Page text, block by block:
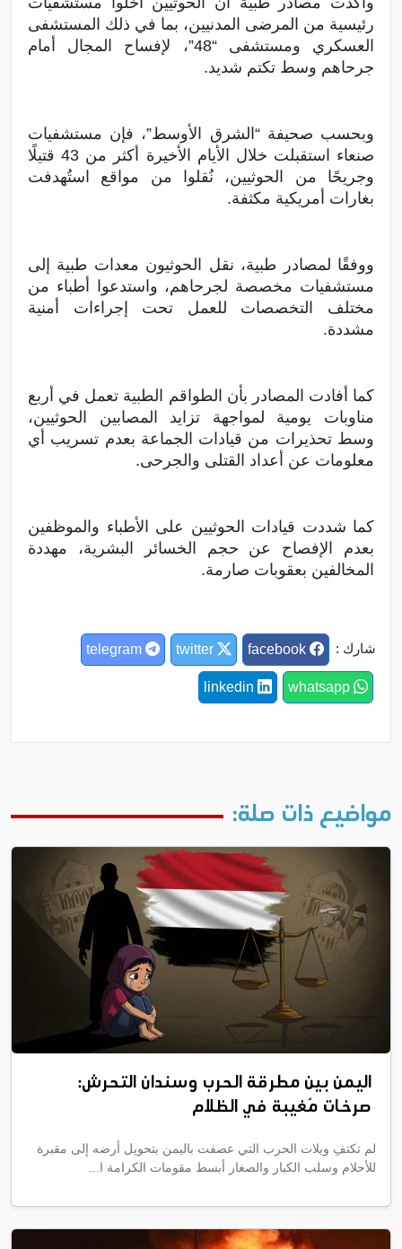
رئيسية من المرضى المدنيين، بما في ذلك المستشفى
العسكري ومستشفى “48”، لإفساح المجال أمام
جرحاهم وسط تكتم شديد.
وبحسب صحيفة “الشرق الأوسط”، فإن مستشفيات
صنعاء استقبلت خلال الأيام الأخيرة أكثر من 43 قتيلًا
وجريحًا من الحوثيين، نُقلوا من مواقع استُهدفت
بغارات أمريكية مكثفة.
ووفقًا لمصادر طبية، نقل الحوثيون معدات طبية إلى
مستشفيات مخصصة لجرحاهم، واستدعوا أطباء من
مختلف التخصصات للعمل تحت إجراءات أمنية
مشددة.
كما أفادت المصادر بأن الطواقم الطبية تعمل في أربع
مناوبات يومية لمواجهة تزايد المصابين الحوثيين،
وسط تحذيرات من قيادات الجماعة بعدم تسريب أي
معلومات عن أعداد القتلى والجرحى.
كما شددت قيادات الحوثيين على الأطباء والموظفين
بعدم الإفصاح عن حجم الخسائر البشرية، مهددة
المخالفين بعقوبات صارمة.
شارك :
مواضيع ذات صلة:
اليمن بين مطرقة الحرب وسندان التحرش:
صرخات مُغيبة في الظلام
لم تكتفِ ويلات الحرب التي عصفت باليمن بتحويل أرضه إلى مقبرة
للأحلام وسلب الكبار والصغار أبسط مقومات الكرامة ا...